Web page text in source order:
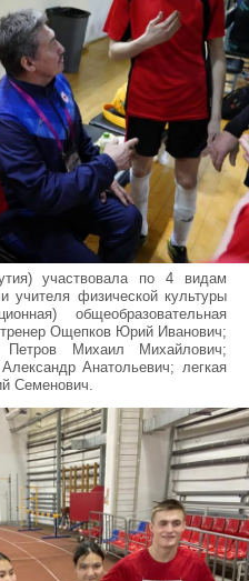
участвовала по 4 видам
учителя физической культуры
общеобразовательная
Ощепков Юрий Иванович;
Михаил Михайлович;
Анатольевич; легкая
Семенович.